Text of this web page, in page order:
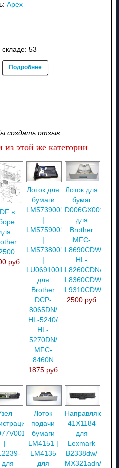
Apex
складе: 53
Подробнее
создать отзыв.
этой же категории
в
для
руб
Лоток для
бумаги
LM5739001
|
LM5759001
|
LM5738001
|
LU0691001
для
Brother
DCP-
8065DN/
HL-5240/
HL-
5270DN/
MFC-
8460N
1875 руб
Лоток для
бумаг
D006GX001
для
Brother
MFC-
L8690CDW/
HL-
L8260CDN/
L8360CDW/
L9310CDW
2500 руб
для
Лоток
подачи
бумаги
LM4151 |
LM4135
для
Направляющая
41X1184
для
Lexmark
B2338dw/
MX321adn/